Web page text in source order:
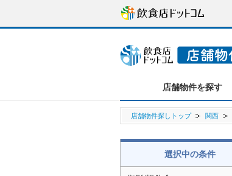
店舗物件を探す
店舗物件探しトップ 関西
選択中の条件